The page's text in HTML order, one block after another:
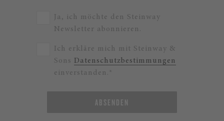
Ja, ich möchte den Steinway
Newsletter abonnieren.
Ich erkläre mich mit Steinway &
Sons Datenschutzbestimmungen
einverstanden.*
ABSENDEN